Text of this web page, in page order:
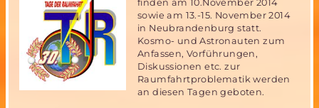
finden am 10.November 2014
sowie am 13.-15. November 2014
in Neubrandenburg statt.
Kosmo- und Astronauten zum
Anfassen, Vorführungen,
Diskussionen etc. zur
Raumfahrtproblematik werden
an diesen Tagen geboten.